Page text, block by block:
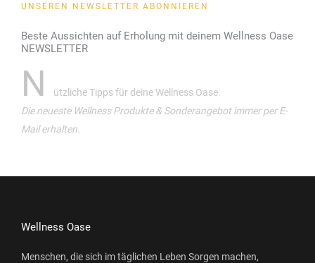
UNSEREN NEWSLETTER ABONNIEREN
Beste Aussichten auf Erholung mit deinem Wellness Oase
NEWSLETTER
N
ützliche Tipps für deine Wellness Oase.
Die neueste Wellness Produkte & Sonderangebot immer per E-
Mail erhalten.
Wellness Oase
Menschen, die sich im täglichen Leben Sorgen machen,